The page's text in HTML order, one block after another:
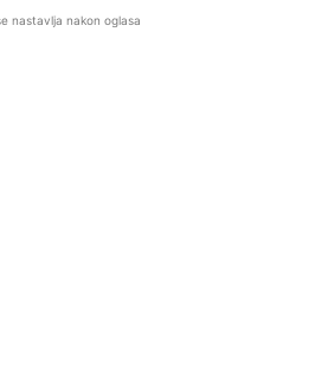
nastavlja nakon oglasa